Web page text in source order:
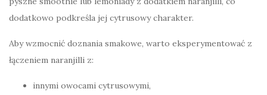
dodatkowo podkreśla jej cytrusowy charakter.
Aby wzmocnić doznania smakowe, warto eksperymentować z
łączeniem naranjilli z:
innymi owocami cytrusowymi,